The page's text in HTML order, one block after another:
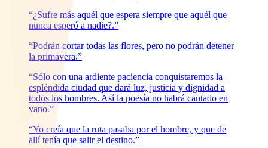
“¿Sufre más aquél que espera siempre que aquél que
nunca esperó a nadie?.”
“Podrán cortar todas las flores, pero no podrán detener
la primavera.”
“Sólo con una ardiente paciencia conquistaremos la
espléndida ciudad que dará luz, justicia y dignidad a
todos los hombres. Así la poesía no habrá cantado en
vano.”
“Yo creía que la ruta pasaba por el hombre, y que de
allí tenía que salir el destino.”